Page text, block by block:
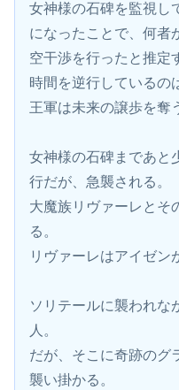
女神様の石碑を監視し
になったことで、何者
空干渉を行ったと推定
時間を逆行しているの
王軍は未来の譲歩を奪
女神様の石碑まであと
行だが、急襲される。
大魔族リヴァーレとそ
る。
リヴァーレはアイゼン
ソリテールに襲われな
人。
だが、そこに奇跡のグ
襲い掛かる。